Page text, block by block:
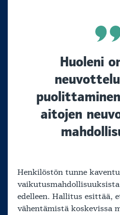
Huoleni
aitojen
Henkilöstön tunne
edelleen. Hallitus esittää,
vähentämistä koskevissa